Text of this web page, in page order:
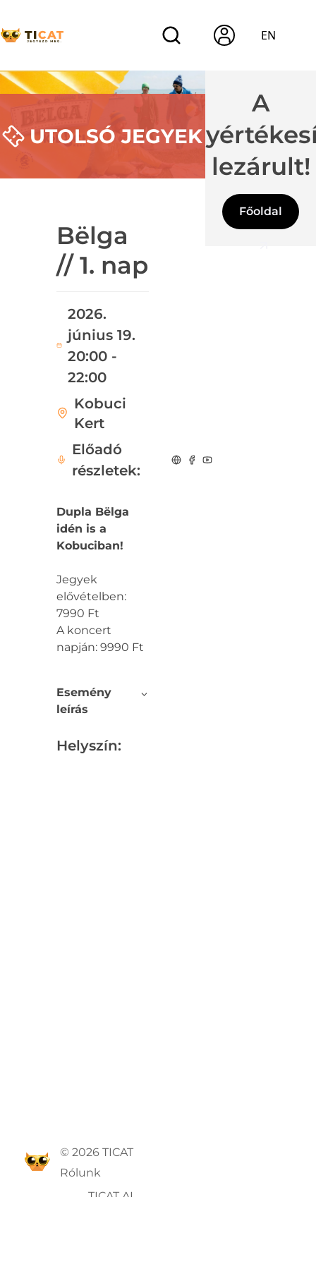
EN
UTOLSÓ JEGYEK
Bëlga
// 1. nap
2026.
június 19.
20:00 -
22:00
Kobuci
Kert
Előadó
részletek:
A
lezárult!
Főoldal
Dupla Bëlga
idén is a
Kobuciban!
Jegyek
elővételben:
7990 Ft
A koncert
napján: 9990 Ft
Esemény
leírás
Helyszín:
© 2026 TICAT
Rólunk
TICAT AI